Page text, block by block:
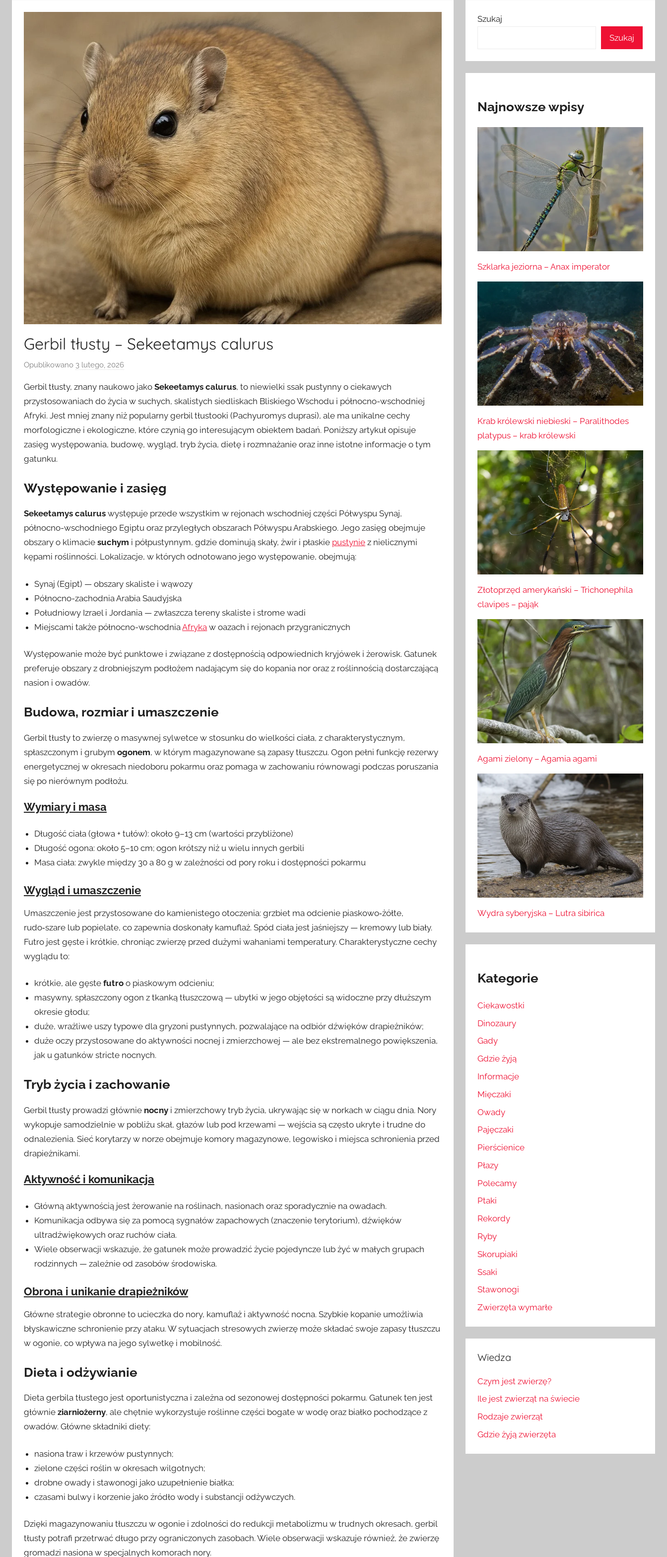
Gerbil tłusty – Sekeetamys calurus
Opublikowano 3 lutego, 2026
z
e
z
Gerbil tłusty, znany naukowo jako Sekeetamys calurus, to niewielki ssak pustynny o ciekawych
przystosowaniach do życia w suchych, skalistych siedliskach Bliskiego Wschodu i północno-wschodniej
Afryki. Jest mniej znany niż popularny gerbil tłustooki (Pachyuromys duprasi), ale ma unikalne cechy
morfologiczne i ekologiczne, które czynią go interesującym obiektem badań. Poniższy artykuł opisuje
zasięg występowania, budowę, wygląd, tryb życia, dietę i rozmnażanie oraz inne istotne informacje o tym
gatunku.
Występowanie i zasięg
Sekeetamys calurus występuje przede wszystkim w rejonach wschodniej części Półwyspu Synaj,
północno-wschodniego Egiptu oraz przyległych obszarach Półwyspu Arabskiego. Jego zasięg obejmuje
obszary o klimacie suchym i półpustynnym, gdzie dominują skały, żwir i płaskie pustynie z nielicznymi
kępami roślinności. Lokalizacje, w których odnotowano jego występowanie, obejmują:
Synaj (Egipt) — obszary skaliste i wąwozy
Północno-zachodnia Arabia Saudyjska
Południowy Izrael i Jordania — zwłaszcza tereny skaliste i strome wadi
Miejscami także północno-wschodniaAfryka w oazach i rejonach przygranicznych
Występowanie może być punktowe i związane z dostępnością odpowiednich kryjówek i żerowisk. Gatunek
preferuje obszary z drobniejszym podłożem nadającym się do kopania nor oraz z roślinnością dostarczającą
nasion i owadów.
Budowa, rozmiar i umaszczenie
Gerbil tłusty to zwierzę o masywnej sylwetce w stosunku do wielkości ciała, z charakterystycznym,
spłaszczonym i grubym ogonem, w którym magazynowane są zapasy tłuszczu. Ogon pełni funkcję rezerwy
energetycznej w okresach niedoboru pokarmu oraz pomaga w zachowaniu równowagi podczas poruszania
się po nierównym podłożu.
Wymiary i masa
Długość ciała (głowa + tułów): około 9–13 cm (wartości przybliżone)
Długość ogona: około 5–10 cm; ogon krótszy niż u wielu innych gerbili
Masa ciała: zwykle między 30 a 80 g w zależności od pory roku i dostępności pokarmu
Wygląd i umaszczenie
Umaszczenie jest przystosowane do kamienistego otoczenia: grzbiet ma odcienie piaskowo‑żółte,
rudo‑szare lub popielate, co zapewnia doskonały kamuflaż. Spód ciała jest jaśniejszy — kremowy lub biały.
Futro jest gęste i krótkie, chroniąc zwierzę przed dużymi wahaniami temperatury. Charakterystyczne cechy
wyglądu to:
krótkie, ale gęstefutro o piaskowym odcieniu;
masywny, spłaszczony ogon z tkanką tłuszczową — ubytki w jego objętości są widoczne przy dłuższym
okresie głodu;
duże, wrażliwe uszy typowe dla gryzoni pustynnych, pozwalające na odbiór dźwięków drapieżników;
duże oczy przystosowane do aktywności nocnej i zmierzchowej — ale bez ekstremalnego powiększenia,
jak u gatunków stricte nocnych.
Tryb życia i zachowanie
Gerbil tłusty prowadzi głównie nocny i zmierzchowy tryb życia, ukrywając się w norkach w ciągu dnia. Nory
wykopuje samodzielnie w pobliżu skał, głazów lub pod krzewami — wejścia są często ukryte i trudne do
odnalezienia. Sieć korytarzy w norze obejmuje komory magazynowe, legowisko i miejsca schronienia przed
drapieżnikami.
Aktywność i komunikacja
Główną aktywnością jest żerowanie na roślinach, nasionach oraz sporadycznie na owadach.
Komunikacja odbywa się za pomocą sygnałów zapachowych (znaczenie terytorium), dźwięków
ultradźwiękowych oraz ruchów ciała.
Wiele obserwacji wskazuje, że gatunek może prowadzić życie pojedyncze lub żyć w małych grupach
rodzinnych — zależnie od zasobów środowiska.
Obrona i unikanie drapieżników
Główne strategie obronne to ucieczka do nory, kamuflaż i aktywność nocna. Szybkie kopanie umożliwia
błyskawiczne schronienie przy ataku. W sytuacjach stresowych zwierzę może składać swoje zapasy tłuszczu
w ogonie, co wpływa na jego sylwetkę i mobilność.
Dieta i odżywianie
Dieta gerbila tłustego jest oportunistyczna i zależna od sezonowej dostępności pokarmu. Gatunek ten jest
głównie ziarniożerny, ale chętnie wykorzystuje roślinne części bogate w wodę oraz białko pochodzące z
owadów. Główne składniki diety:
nasiona traw i krzewów pustynnych;
zielone części roślin w okresach wilgotnych;
drobne owady i stawonogi jako uzupełnienie białka;
czasami bulwy i korzenie jako źródło wody i substancji odżywczych.
Dzięki magazynowaniu tłuszczu w ogonie i zdolności do redukcji metabolizmu w trudnych okresach, gerbil
tłusty potrafi przetrwać długo przy ograniczonych zasobach. Wiele obserwacji wskazuje również, że zwierzę
gromadzi nasiona w specjalnych komorach nory.
Szukaj
Szukaj
Najnowsze wpisy
Szklarka jeziorna – Anax imperator
Krab królewski niebieski – Paralithodes
platypus – krab królewski
Złotoprzęd amerykański – Trichonephila
clavipes – pająk
Agami zielony – Agamia agami
Wydra syberyjska – Lutra sibirica
Kategorie
Ciekawostki
Dinozaury
Gady
Gdzie żyją
Informacje
Mięczaki
Owady
Pajęczaki
Pierścienice
Płazy
Polecamy
Ptaki
Rekordy
Ryby
Skorupiaki
Ssaki
Stawonogi
Zwierzęta wymarłe
Wiedza
Czym jest zwierzę?
Ile jest zwierząt na świecie
Rodzaje zwierząt
Gdzie żyją zwierzęta